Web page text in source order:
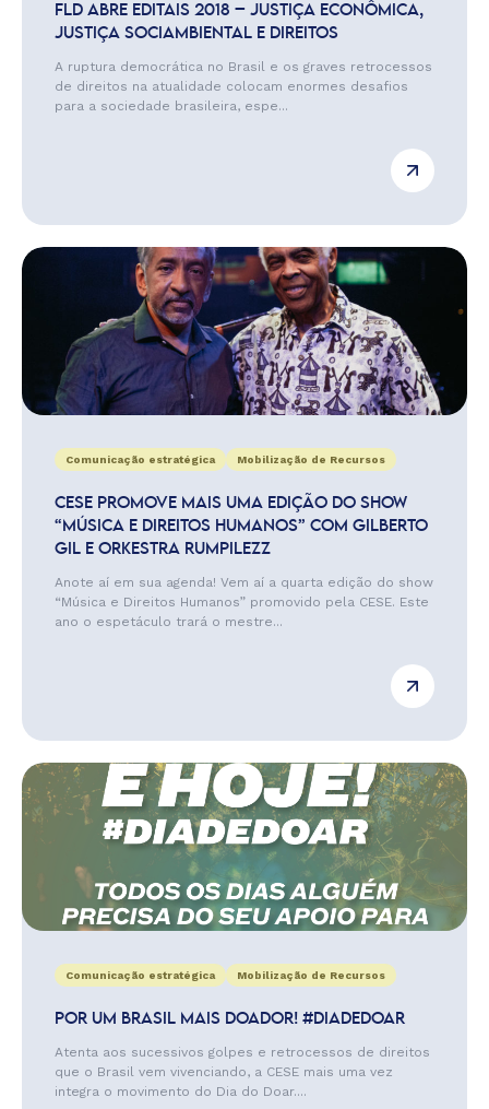
FLD ABRE EDITAIS 2018 – JUSTIÇA ECONÔMICA,
JUSTIÇA SOCIAMBIENTAL E DIREITOS
A ruptura democrática no Brasil e os graves retrocessos
de direitos na atualidade colocam enormes desafios
para a sociedade brasileira, espe...
Comunicação estratégica Mobilização de Recursos
CESE PROMOVE MAIS UMA EDIÇÃO DO SHOW
“MÚSICA E DIREITOS HUMANOS” COM GILBERTO
GIL E ORKESTRA RUMPILEZZ
Anote aí em sua agenda! Vem aí a quarta edição do show
“Música e Direitos Humanos” promovido pela CESE. Este
ano o espetáculo trará o mestre...
Comunicação estratégica Mobilização de Recursos
POR UM BRASIL MAIS DOADOR! #DIADEDOAR
Atenta aos sucessivos golpes e retrocessos de direitos
que o Brasil vem vivenciando, a CESE mais uma vez
integra o movimento do Dia do Doar....